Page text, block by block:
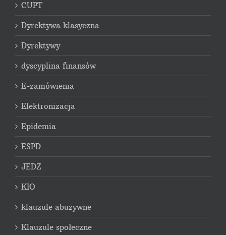
CUPT
Dyrektywa klasyczna
Dyrektywy
dyscyplina finansów
E-zamówienia
Elektronizacja
Epidemia
ESPD
JEDZ
KIO
klauzule abuzywne
Klauzule społeczne